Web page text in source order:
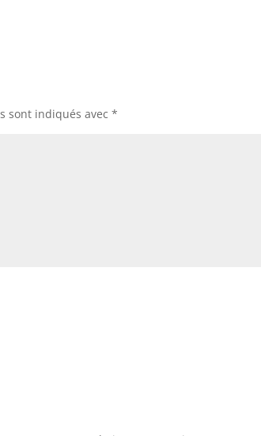
sont indiqués avec*